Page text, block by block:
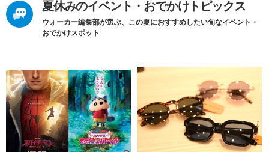
夏休みのイベント・おでかけトピックス
ウォーカー編集部が選ぶ、この夏におすすめしたい旬なイベント・
おでかけスポット